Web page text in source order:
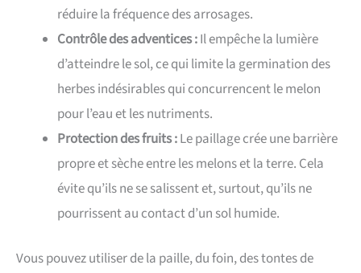
réduire la fréquence des arrosages.
Contrôle des adventices :Il empêche la lumière
d’atteindre le sol, ce qui limite la germination des
herbes indésirables qui concurrencent le melon
pour l’eau et les nutriments.
Protection des fruits :Le paillage crée une barrière
propre et sèche entre les melons et la terre. Cela
évite qu’ils ne se salissent et, surtout, qu’ils ne
pourrissent au contact d’un sol humide.
Vous pouvez utiliser de la paille, du foin, des tontes de